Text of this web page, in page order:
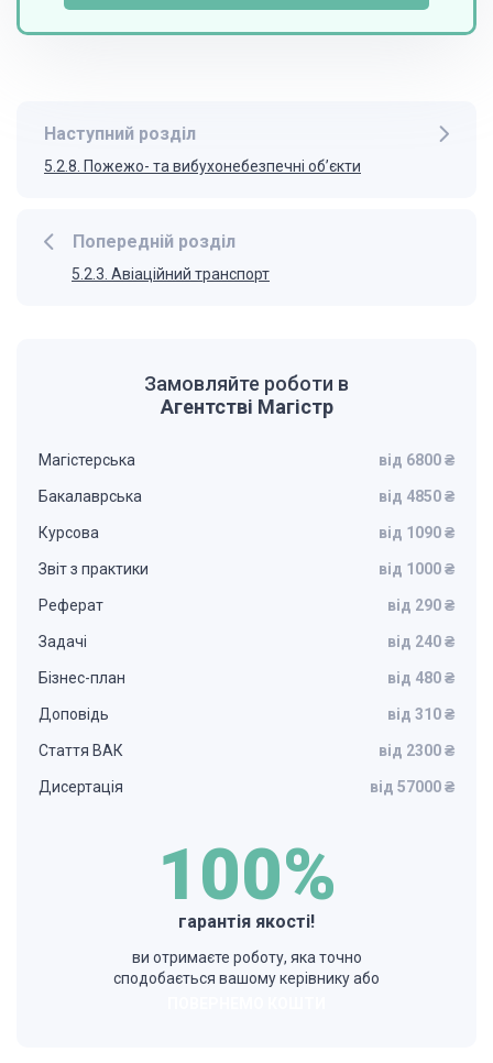
Попередній розділ
5.2.3. Авіаційний транспорт
Наступний розділ
5.2.8. Пожежо- та вибухонебезпечні об’єкти
Замовляйте роботи в
Агентстві Магістр
Магістерська від 6800 ₴
Бакалаврська від 4850 ₴
Курсова від 1090 ₴
Звіт з практики від 1000 ₴
Реферат від 290 ₴
Задачі від 240 ₴
Бізнес-план від 480 ₴
Доповідь від 310 ₴
Стаття ВАК від 2300 ₴
Дисертація від 57000 ₴
100%
гарантія якості!
ви отримаєте роботу, яка точно
сподобається вашому керівнику або